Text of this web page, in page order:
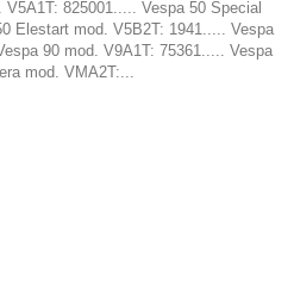
825001..... Vespa 50 Special
Elestart mod. V5B2T: 1941..... Vespa
90 mod. V9A1T: 75361..... Vespa
mod. VMA2T:...